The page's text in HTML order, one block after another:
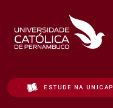
ESTUDE NA UNICAP